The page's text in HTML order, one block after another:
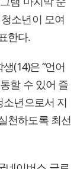
소년이 모여
한다.
(14)은 “언어
할 수 있어 즐
소년으로서 지
천하도록 최선